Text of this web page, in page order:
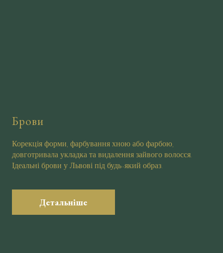
Брови
Корекція форми, фарбування хною або фарбою,
довготривала укладка та видалення зайвого волосся.
Ідеальні брови у Львові під будь-який образ.
Детальніше